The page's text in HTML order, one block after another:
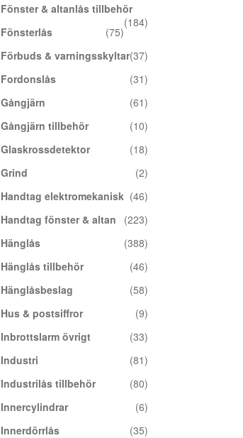
Fönster & altanlås tillbehör
(184)
Fönsterlås
(75)
Förbuds & varningsskyltar(37)
Fordonslås
(31)
Gångjärn
(61)
Gångjärn tillbehör
(10)
Glaskrossdetektor
(18)
Grind
(2)
Handtag elektromekanisk (46)
Handtag fönster & altan
(223)
Hänglås
(388)
Hänglås tillbehör
(46)
Hänglåsbeslag
(58)
Hus & postsiffror
(9)
Inbrottslarm övrigt
(33)
Industri
(81)
Industrilås tillbehör
(80)
Innercylindrar
(6)
Innerdörrlås
(35)